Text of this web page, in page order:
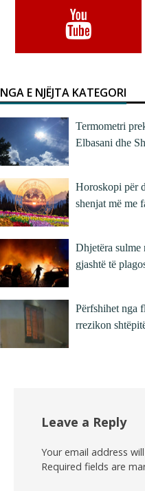
NGA E NJËJTA KATEGORI
Termometri
Elbasani dhe
Horoskopi për
shenjat më me
Dhjetëra sulme
gjashtë të
Përfshihet nga
rrezikon
Leave a Reply
Your email address
Required fields are